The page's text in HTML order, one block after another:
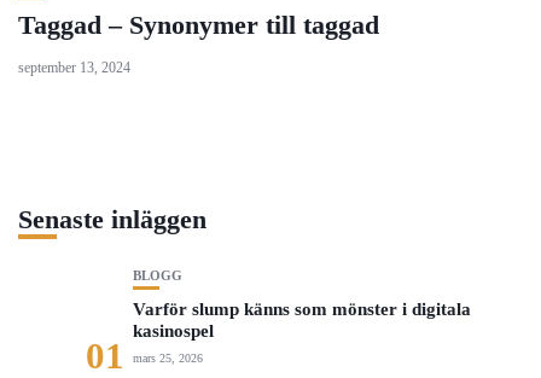
Taggad – Synonymer till taggad
september 13, 2024
Senaste inläggen
01
BLOGG
Varför slump känns som mönster i digitala
kasinospel
mars 25, 2026